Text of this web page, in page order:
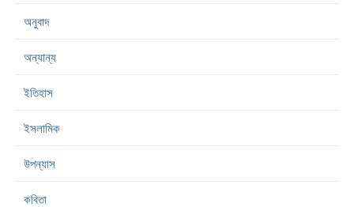
অনুবাদ
অন্যান্য
ইতিহাস
ইসলামিক
উপন্যাস
কবিতা